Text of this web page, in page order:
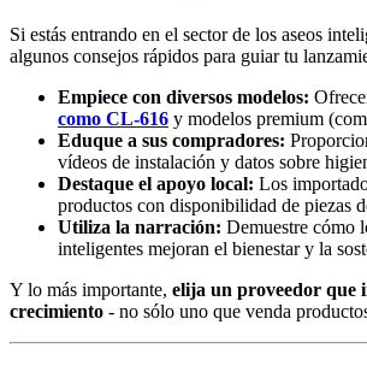
Si estás entrando en el sector de los aseos
algunos consejos rápidos para guiar tu
Empiece con diversos modelos:
como CL-616 y modelos premium
Eduque a sus compradores:
vídeos de instalación y datos sobre
Destaque el apoyo local: Los
productos con disponibilidad de piezas
Utiliza la narración: Demuestre cómo
inteligentes mejoran el bienestar y la
Y lo más importante, elija un proveedor que
crecimiento - no sólo uno que venda